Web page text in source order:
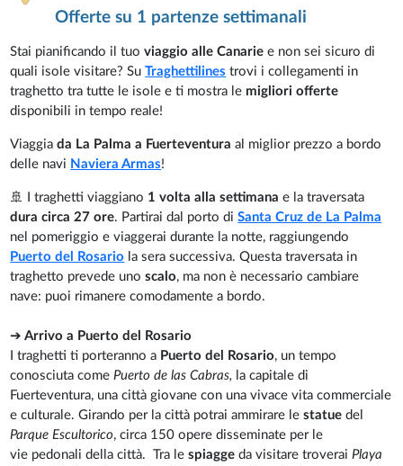
Offerte su 1 partenze settimanali
Stai pianificando il tuoviaggio alle Canariee non sei sicuro di
quali isole visitare? Su Traghettilines trovi i collegamenti in
traghetto tra tutte le isole e ti mostra le migliori offerte
disponibili in tempo reale!
Viaggiada La Palma a Fuerteventura al miglior prezzo a bordo
delle navi Naviera Armas!
🚢 I traghetti viaggiano 1 volta alla settimana e la traversata
dura circa 27 ore. Partirai dal porto diSanta Cruz de La Palma
nel pomeriggio e viaggerai durante la notte, raggiungendo
Puerto del Rosario la sera successiva. Questa traversata in
traghetto prevede unoscalo, ma non è necessario cambiare
nave: puoi rimanere comodamente a bordo.
➔ Arrivo a Puerto del Rosario
I traghetti ti porteranno a Puerto del Rosario, un tempo
conosciuta comePuerto de las Cabras, la capitale di
Fuerteventura, una città giovane con una vivace vita commerciale
e culturale. Girando per la città potrai ammirare lestatuedel
Parque Escultorico, circa 150 opere disseminate per le
vie pedonali della città. Tra lespiaggeda visitare troveraiPlaya